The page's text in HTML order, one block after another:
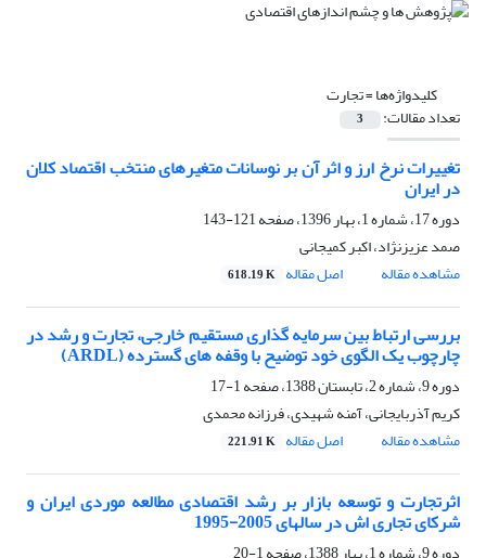
کلیدواژه‌ها =تجارت
تعداد مقالات: 3
تغییرات نرخ ارز و اثر آن بر نوسانات متغیرهای منتخب اقتصاد کلان
در ایران
دوره 17، شماره 1، بهار 1396، صفحه
121-143
صمد عزیزنژاد، اکبر کمیجانی
مشاهده مقاله
اصل مقاله 618.19 K
بررسی ارتباط بین سرمایه گذاری مستقیم خارجی، تجارت و رشد در
چارچوب یک الگوی خود توضیح با وقفه های گسترده (ARDL)
دوره 9، شماره 2، تابستان 1388، صفحه
1-17
کریم آذربایجانی، آمنه شهیدی، فرزانه محمدی
مشاهده مقاله
اصل مقاله 221.91 K
اثرتجارت و توسعه بازار بر رشد اقتصادی مطالعه موردی ایران و
شرکای تجاری اش در سالهای 2005-1995